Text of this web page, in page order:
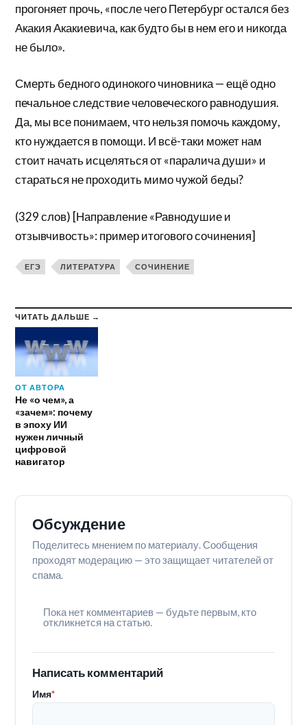
прогоняет прочь, «после чего Петербург остался без
Акакия Акакиевича, как будто бы в нем его и никогда
не было».
Смерть бедного одинокого чиновника — ещё одно
печальное следствие человеческого равнодушия.
Да, мы все понимаем, что нельзя помочь каждому,
кто нуждается в помощи. И всё-таки может нам
стоит начать исцеляться от «паралича души» и
стараться не проходить мимо чужой беды?
(329 слов) [Направление «Равнодушие и
отзывчивость»: пример итогового сочинения]
ЕГЭ ЛИТЕРАТУРА СОЧИНЕНИЕ
ЧИТАТЬ ДАЛЬШЕ →
ОТ АВТОРА
Не «о чем», а
«зачем»: почему
в эпоху ИИ
нужен личный
цифровой
навигатор
Обсуждение
Поделитесь мнением по материалу. Сообщения
проходят модерацию — это защищает читателей от
спама.
Пока нет комментариев — будьте первым, кто
откликнется на статью.
Написать комментарий
Имя*